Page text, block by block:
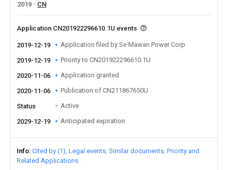
2019
CN
Application CN201922296610.1U events
2019-12-19 Application filed by Se Mawan Power Corp
2019-12-19 Priority to CN201922296610.1U
2020-11-06 Application granted
2020-11-06 Publication of CN211867650U
Status Active
2029-12-19 Anticipated expiration
Info Cited by (1) Legal events Similar documents Priority and
Related Applications